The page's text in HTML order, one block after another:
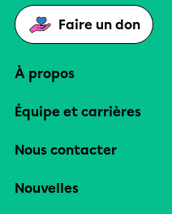
Faire un don
À propos
Équipe et carrières
Nous contacter
Nouvelles